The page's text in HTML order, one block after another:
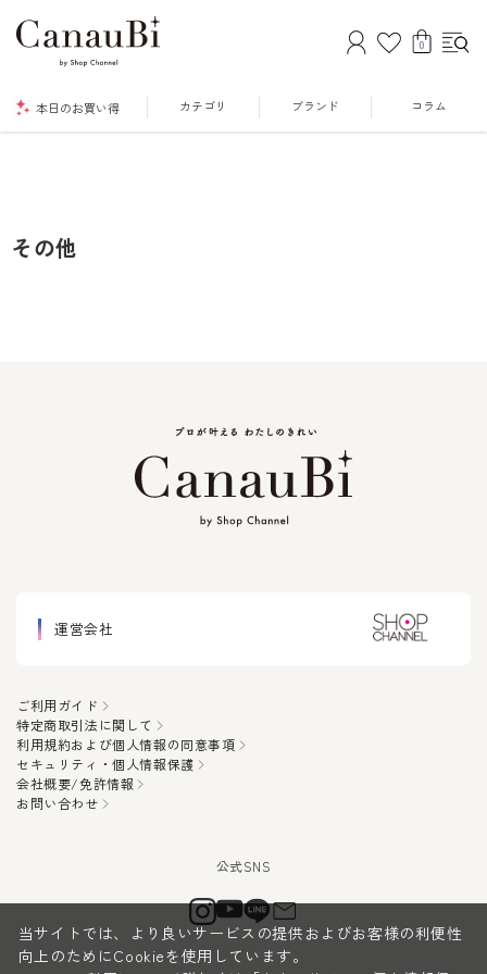
0
本日のお買い得 カテゴリ ブランド コラム
その他
運営会社
ご利用ガイド
特定商取引法に関して
利用規約および個人情報の同意事項
セキュリティ・個人情報保護
会社概要/免許情報
お問い合わせ
当サイトでは、より良いサービスの提供およびお客様の利便性
向上のためにCookieを使用しています。